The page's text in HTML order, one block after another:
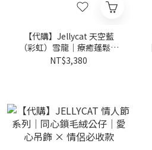
【代購】Jellycat 天空藍
（彩虹）雪龍｜療癒蓬鬆毛
絨公仔
NT$3,380